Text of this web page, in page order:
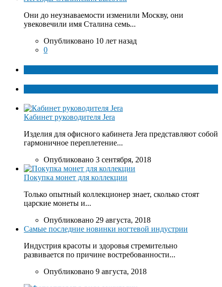
Они до неузнаваемости изменили Москву, они
увековечили имя Сталина семь...
Опубликовано 10 лет назад
0
Кабинет руководителя Jera
Изделия для офисного кабинета Jera представляют собой
гармоничное переплетение...
Опубликовано 3 сентября, 2018
Покупка монет для коллекции
Только опытный коллекционер знает, сколько стоят
царские монеты и...
Опубликовано 29 августа, 2018
Самые последние новинки ногтевой индустрии
Индустрия красоты и здоровья стремительно
развивается по причине востребованности...
Опубликовано 9 августа, 2018